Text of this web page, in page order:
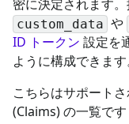
密に決定されます
custom_data や
ID トークン 設定を
ように構成できます
こちらはサポート
(Claims) の一覧です